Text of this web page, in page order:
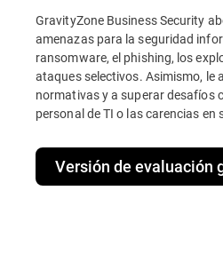
GravityZone Business Security
amenazas para la seguridad
ransomware, el phishing, los
ataques selectivos. Asimismo, le
normativas y a superar desafíos
personal de TI o las carencias en
Versión de evaluación